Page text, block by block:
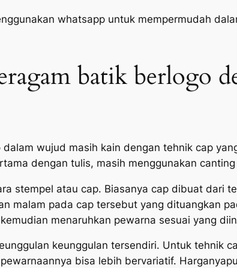
whatsapp untuk mempermudah
batik berlogo
wujud masih kain dengan tehnik cap
dengan tulis, masih menggunakan
stempel atau cap. Biasanya cap dibuat dari
malam pada cap tersebut yang dituangkan
menaruhkan pewarna sesuai yang
keunggulan tersendiri. Untuk tehnik
bisa lebih bervariatif.